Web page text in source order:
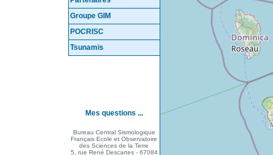
Groupe GIM
POCRISC
Tsunamis
Mes questions ...
Bureau Central Sismologique
Français Ecole et Observatoire
des Sciences de la Terre
5, rue René Descartes - 67084